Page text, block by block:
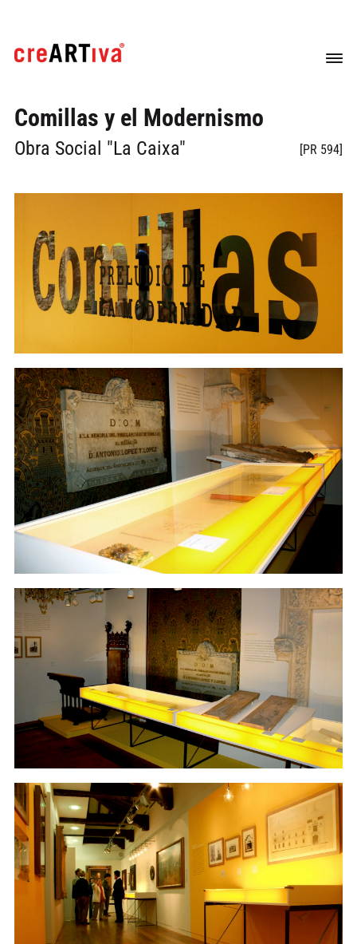
Comillas y el Modernismo
Obra Social "La Caixa" [PR 594]